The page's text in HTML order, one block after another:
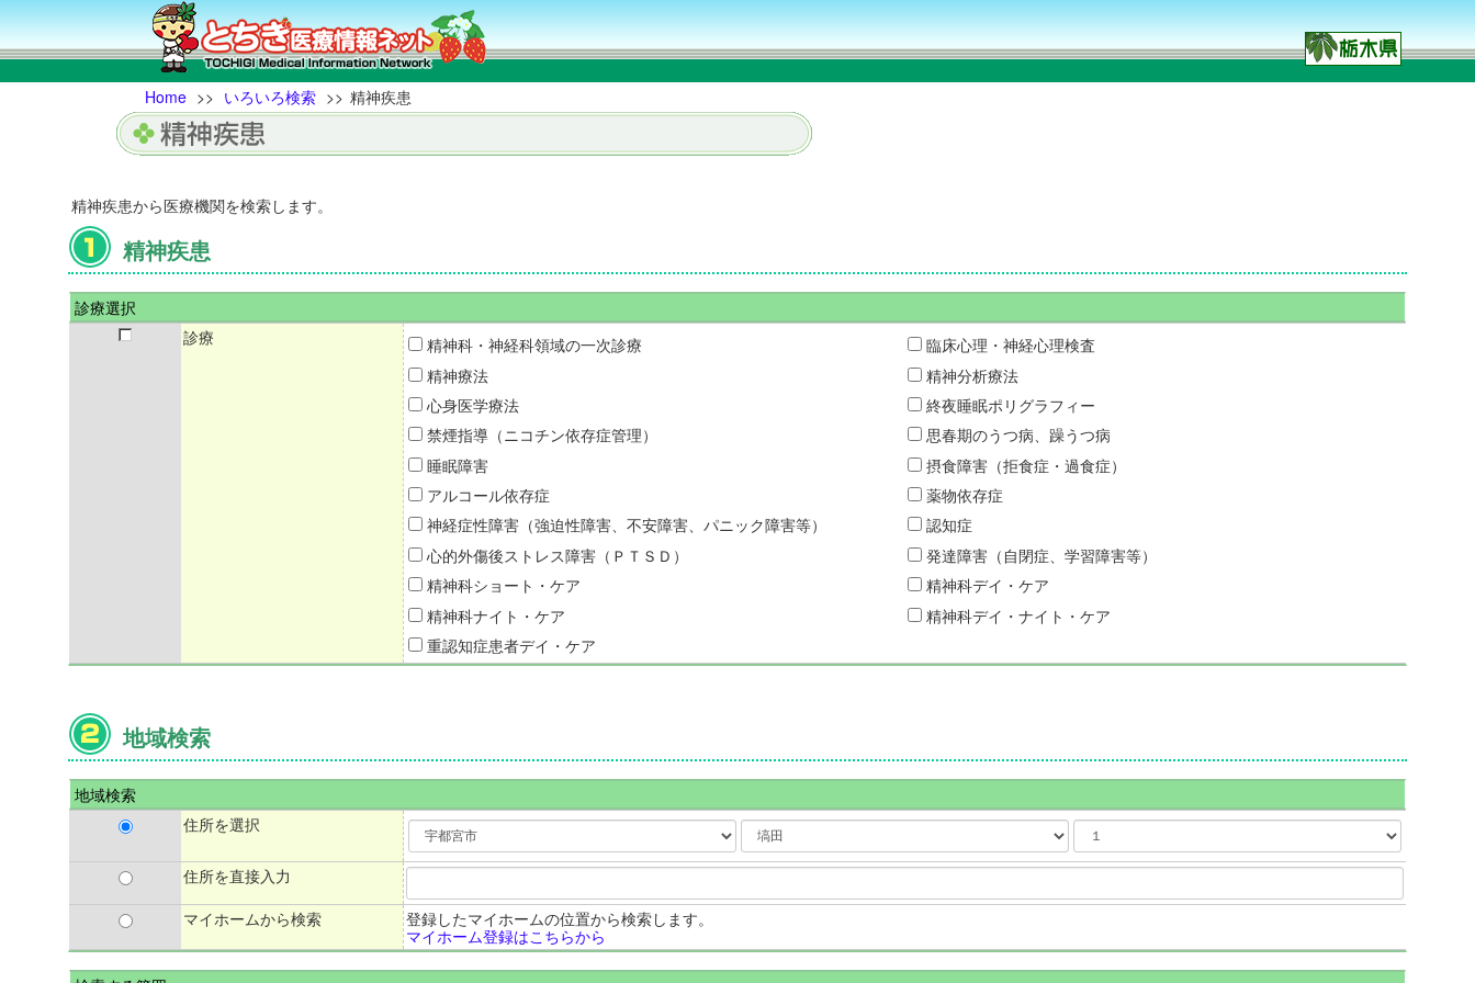
Home >> いろいろ検索 >> 精神疾患
精神疾患から医療機関を検索します。
精神疾患
診療選択
診療
精神科・神経科領域の一次診療
臨床心理・神経心理検査
精神療法
精神分析療法
心身医学療法
終夜睡眠ポリグラフィー
禁煙指導（ニコチン依存症管理）
思春期のうつ病、躁うつ病
睡眠障害
摂食障害（拒食症・過食症）
アルコール依存症
薬物依存症
神経症性障害（強迫性障害、不安障害、パニック障害等）
認知症
心的外傷後ストレス障害（ＰＴＳＤ）
発達障害（自閉症、学習障害等）
精神科ショート・ケア
精神科デイ・ケア
精神科ナイト・ケア
精神科デイ・ナイト・ケア
重認知症患者デイ・ケア
地域検索
地域検索
住所を選択
住所を直接入力
マイホームから検索
登録したマイホームの位置から検索します。
マイホーム登録はこちらから